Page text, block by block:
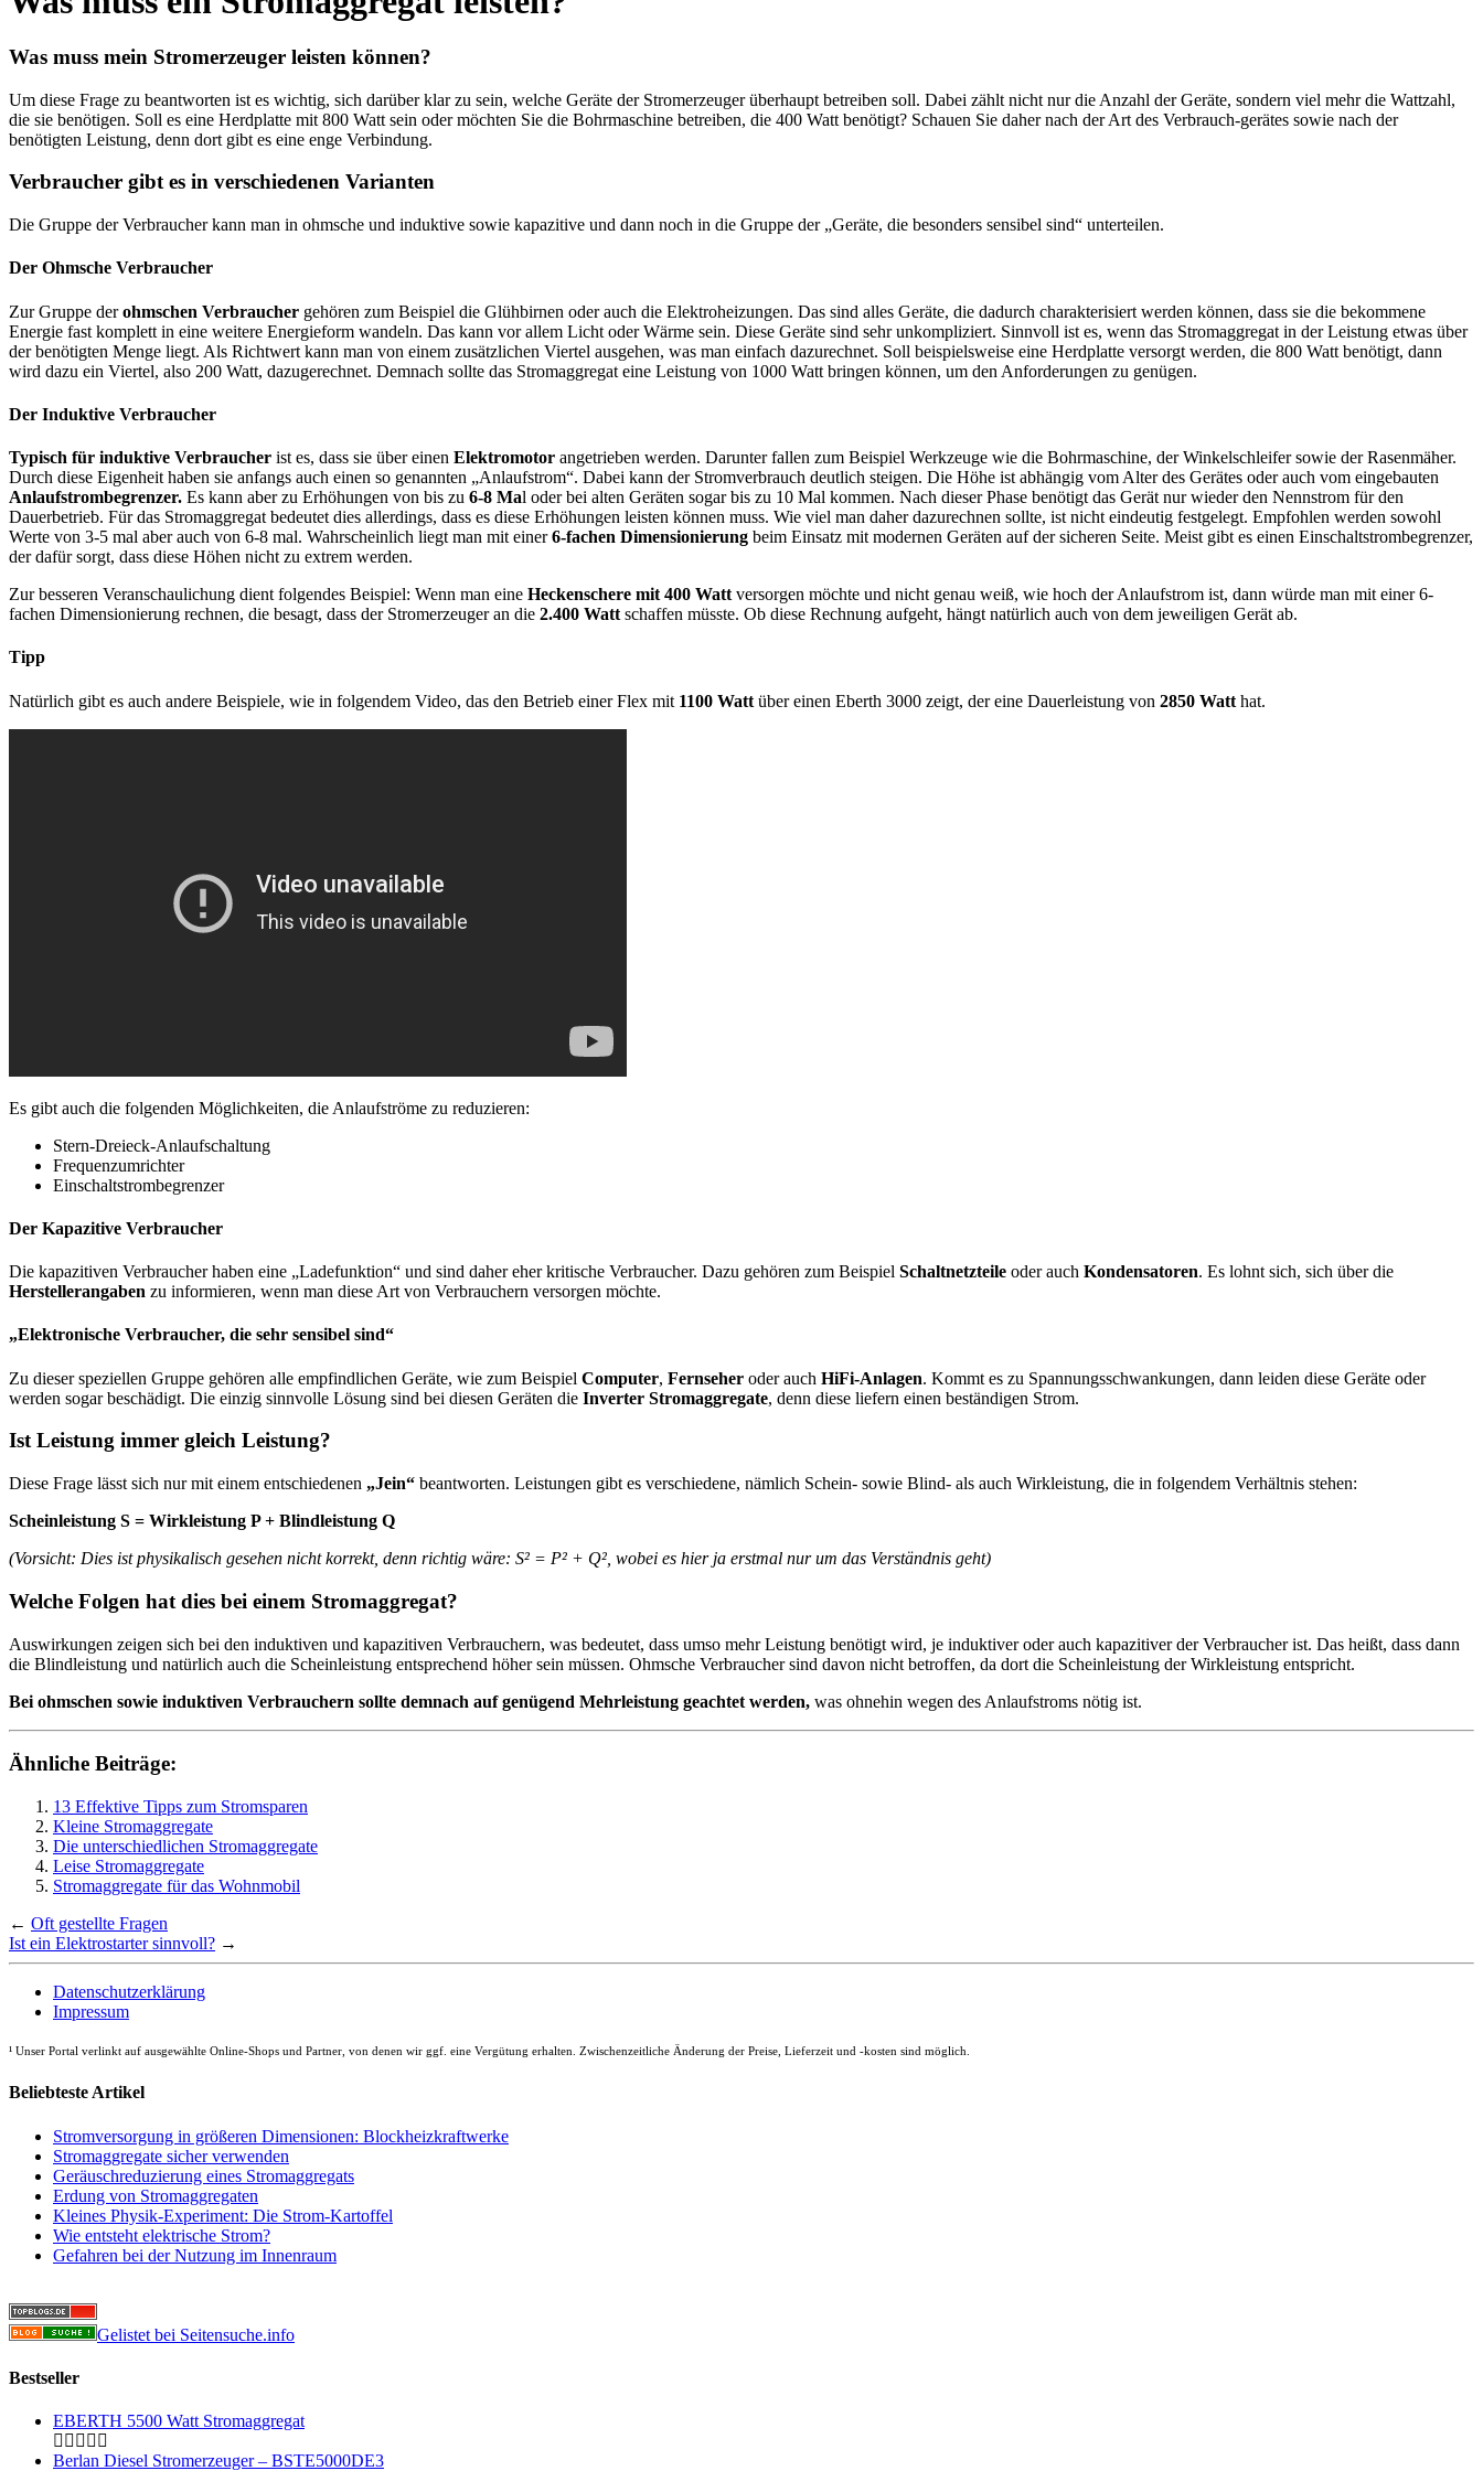
Was muss mein Stromerzeuger leisten können?
Um diese Frage zu beantworten ist es wichtig, sich darüber klar zu sein, welche Geräte der Stromerzeuger überhaupt betreiben soll. Dabei zählt nicht nur die Anzahl der Geräte, sondern viel mehr die Wattzahl,
die sie benötigen. Soll es eine Herdplatte mit 800 Watt sein oder möchten Sie die Bohrmaschine betreiben, die 400 Watt benötigt? Schauen Sie daher nach der Art des Verbrauch-gerätes sowie nach der
benötigten Leistung, denn dort gibt es eine enge Verbindung.
Verbraucher gibt es in verschiedenen Varianten
Die Gruppe der Verbraucher kann man in ohmsche und induktive sowie kapazitive und dann noch in die Gruppe der „Geräte, die besonders sensibel sind“ unterteilen.
Der Ohmsche Verbraucher
Zur Gruppe derohmschen Verbraucher gehören zum Beispiel die Glühbirnen oder auch die Elektroheizungen. Das sind alles Geräte, die dadurch charakterisiert werden können, dass sie die bekommene
Energie fast komplett in eine weitere Energieform wandeln. Das kann vor allem Licht oder Wärme sein. Diese Geräte sind sehr unkompliziert. Sinnvoll ist es, wenn das Stromaggregat in der Leistung etwas über
der benötigten Menge liegt. Als Richtwert kann man von einem zusätzlichen Viertel ausgehen, was man einfach dazurechnet. Soll beispielsweise eine Herdplatte versorgt werden, die 800 Watt benötigt, dann
wird dazu ein Viertel, also 200 Watt, dazugerechnet. Demnach sollte das Stromaggregat eine Leistung von 1000 Watt bringen können, um den Anforderungen zu genügen.
Der Induktive Verbraucher
Typisch für induktive Verbraucher ist es, dass sie über einen Elektromotor angetrieben werden. Darunter fallen zum Beispiel Werkzeuge wie die Bohrmaschine, der Winkelschleifer sowie der Rasenmäher.
Durch diese Eigenheit haben sie anfangs auch einen so genannten „Anlaufstrom“. Dabei kann der Stromverbrauch deutlich steigen. Die Höhe ist abhängig vom Alter des Gerätes oder auch vom eingebauten
Anlaufstrombegrenzer. Es kann aber zu Erhöhungen von bis zu 6-8 Mal oder bei alten Geräten sogar bis zu 10 Mal kommen. Nach dieser Phase benötigt das Gerät nur wieder den Nennstrom für den
Dauerbetrieb. Für das Stromaggregat bedeutet dies allerdings, dass es diese Erhöhungen leisten können muss. Wie viel man daher dazurechnen sollte, ist nicht eindeutig festgelegt. Empfohlen werden sowohl
Werte von 3-5 mal aber auch von 6-8 mal. Wahrscheinlich liegt man mit einer6-fachen Dimensionierung beim Einsatz mit modernen Geräten auf der sicheren Seite. Meist gibt es einen Einschaltstrombegrenzer,
der dafür sorgt, dass diese Höhen nicht zu extrem werden.
Zur besseren Veranschaulichung dient folgendes Beispiel: Wenn man eine Heckenschere mit 400 Watt versorgen möchte und nicht genau weiß, wie hoch der Anlaufstrom ist, dann würde man mit einer 6-
fachen Dimensionierung rechnen, die besagt, dass der Stromerzeuger an die 2.400 Watt schaffen müsste. Ob diese Rechnung aufgeht, hängt natürlich auch von dem jeweiligen Gerät ab.
Tipp
Natürlich gibt es auch andere Beispiele, wie in folgendem Video, das den Betrieb einer Flex mit 1100 Watt über einen Eberth 3000 zeigt, der eine Dauerleistung von 2850 Watt hat.
Es gibt auch die folgenden Möglichkeiten, die Anlaufströme zu reduzieren:
Stern-Dreieck-Anlaufschaltung
Frequenzumrichter
Einschaltstrombegrenzer
Der Kapazitive Verbraucher
Die kapazitiven Verbraucher haben eine „Ladefunktion“ und sind daher eher kritische Verbraucher. Dazu gehören zum Beispiel Schaltnetzteile oder auch Kondensatoren. Es lohnt sich, sich über die
Herstellerangaben zu informieren, wenn man diese Art von Verbrauchern versorgen möchte.
„Elektronische Verbraucher, die sehr sensibel sind“
Zu dieser speziellen Gruppe gehören alle empfindlichen Geräte, wie zum Beispiel Computer, Fernseher oder auch HiFi-Anlagen. Kommt es zu Spannungsschwankungen, dann leiden diese Geräte oder
werden sogar beschädigt. Die einzig sinnvolle Lösung sind bei diesen Geräten die Inverter Stromaggregate, denn diese liefern einen beständigen Strom.
Ist Leistung immer gleich Leistung?
Diese Frage lässt sich nur mit einem entschiedenen „Jein“ beantworten. Leistungen gibt es verschiedene, nämlich Schein- sowie Blind- als auch Wirkleistung, die in folgendem Verhältnis stehen:
Scheinleistung S = Wirkleistung P + Blindleistung Q
(Vorsicht: Dies ist physikalisch gesehen nicht korrekt, denn richtig wäre: S² = P² + Q², wobei es hier ja erstmal nur um das Verständnis geht)
Welche Folgen hat dies bei einem Stromaggregat?
Auswirkungen zeigen sich bei den induktiven und kapazitiven Verbrauchern, was bedeutet, dass umso mehr Leistung benötigt wird, je induktiver oder auch kapazitiver der Verbraucher ist. Das heißt, dass dann
die Blindleistung und natürlich auch die Scheinleistung entsprechend höher sein müssen. Ohmsche Verbraucher sind davon nicht betroffen, da dort die Scheinleistung der Wirkleistung entspricht.
Bei ohmschen sowie induktiven Verbrauchern sollte demnach auf genügend Mehrleistung geachtet werden, was ohnehin wegen des Anlaufstroms nötig ist.
Ähnliche Beiträge:
13 Effektive Tipps zum Stromsparen
Kleine Stromaggregate
Die unterschiedlichen Stromaggregate
Leise Stromaggregate
Stromaggregate für das Wohnmobil
← Oft gestellte Fragen
Ist ein Elektrostarter sinnvoll? →
Datenschutzerklärung
Impressum
¹ Unser Portal verlinkt auf ausgewählte Online-Shops und Partner, von denen wir ggf. eine Vergütung erhalten. Zwischenzeitliche Änderung der Preise, Lieferzeit und -kosten sind möglich.
Beliebteste Artikel
Stromversorgung in größeren Dimensionen: Blockheizkraftwerke
Stromaggregate sicher verwenden
Geräuschreduzierung eines Stromaggregats
Erdung von Stromaggregaten
Kleines Physik-Experiment: Die Strom-Kartoffel
Wie entsteht elektrische Strom?
Gefahren bei der Nutzung im Innenraum
Gelistet bei Seitensuche.info
Bestseller
EBERTH 5500 Watt Stromaggregat
Berlan Diesel Stromerzeuger – BSTE5000DE3